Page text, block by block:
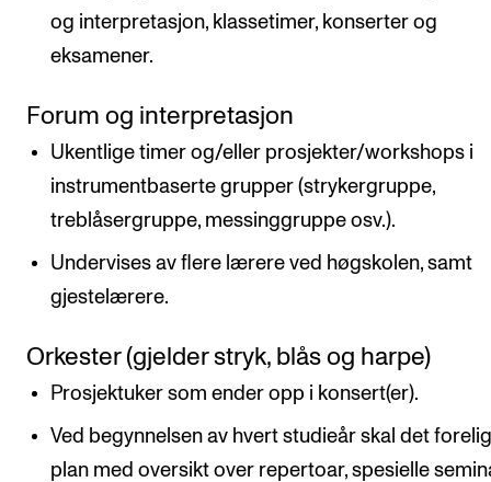
og interpretasjon, klassetimer, konserter og
eksamener.
Forum og interpretasjon
Ukentlige timer og/eller prosjekter/workshops i
instrumentbaserte grupper (strykergruppe,
treblåsergruppe, messinggruppe osv.).
Undervises av flere lærere ved høgskolen, samt
gjestelærere.
Orkester (gjelder stryk, blås og harpe)
Prosjektuker som ender opp i konsert(er).
Ved begynnelsen av hvert studieår skal det
plan med oversikt over repertoar, spesielle